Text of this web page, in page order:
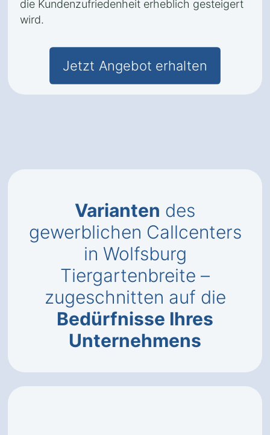
die Kundenzufriedenheit erheblich gesteigert
wird.
Jetzt Angebot erhalten
Varianten des
gewerblichen Callcenters
in Wolfsburg
Tiergartenbreite –
zugeschnitten auf die
Bedürfnisse Ihres
Unternehmens